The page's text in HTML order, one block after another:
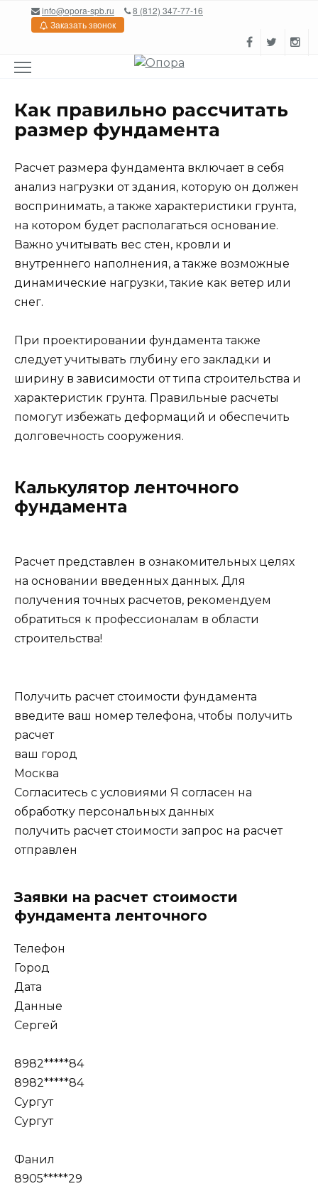
Перейтиinfo@opora-spb.ru
8 (812) 347-77-16
Заказать звонок
Как правильно рассчитать
размер фундамента
Расчет размера фундамента включает в себя
анализ нагрузки от здания, которую он должен
воспринимать, а также характеристики грунта,
на котором будет располагаться основание.
Важно учитывать вес стен, кровли и
внутреннего наполнения, а также возможные
динамические нагрузки, такие как ветер или
снег.
При проектировании фундамента также
следует учитывать глубину его закладки и
ширину в зависимости от типа строительства и
характеристик грунта. Правильные расчеты
помогут избежать деформаций и обеспечить
долговечность сооружения.
Калькулятор ленточного
фундамента
Расчет представлен в ознакомительных целях
на основании введенных данных. Для
получения точных расчетов, рекомендуем
обратиться к профессионалам в области
строительства!
Получить расчет стоимости фундамента
введите ваш номер телефона, чтобы получить
расчет
ваш город
Москва
Согласитесь с условиями Я согласен на
обработку персональных данных
получить расчет стоимости запрос на расчет
отправлен
Заявки на расчет стоимости
фундамента ленточного
Телефон
Город
Дата
Данные
Сергей
8982*****84
8982*****84
Сургут
Сургут
Фанил
8905*****29